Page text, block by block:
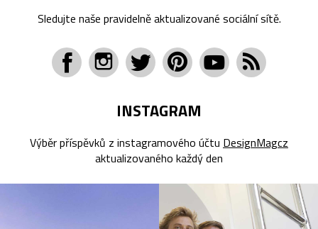
Sledujte naše pravidelně aktualizované sociální sítě.
INSTAGRAM
Výběr příspěvků z instagramového účtu DesignMagcz
aktualizovaného každý den